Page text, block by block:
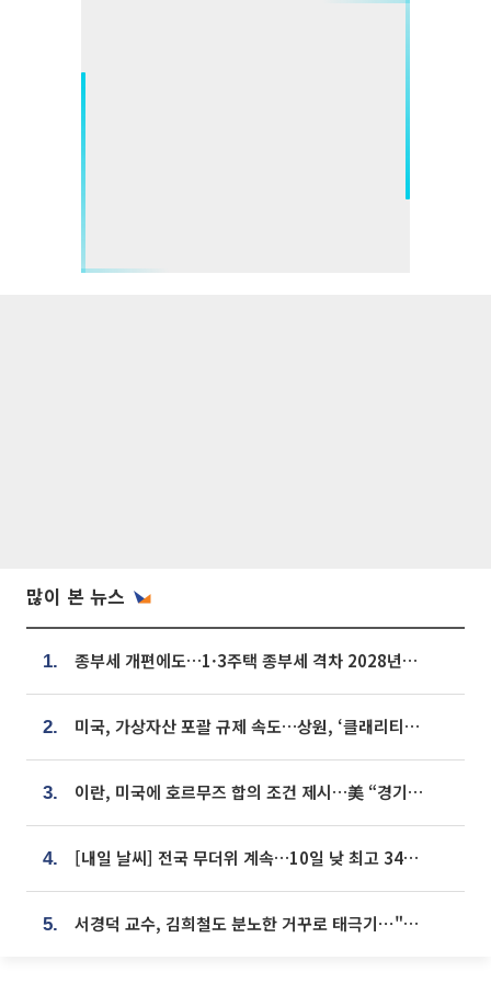
많이 본 뉴스
1. 종부세 개편에도…1·3주택 종부세 격차 2028년부터 확대
2. 미국, 가상자산 포괄 규제 속도…상원, ‘클래리티법’ 9월 절차투표 추진
3. 이란, 미국에 호르무즈 합의 조건 제시…美 “경기 아직 안 끝나” [종합]
4. [내일 날씨] 전국 무더위 계속…10일 낮 최고 34도 육박
5. 서경덕 교수, 김희철도 분노한 거꾸로 태극기⋯"엉터리는 아냐, 아쉬울 뿐"